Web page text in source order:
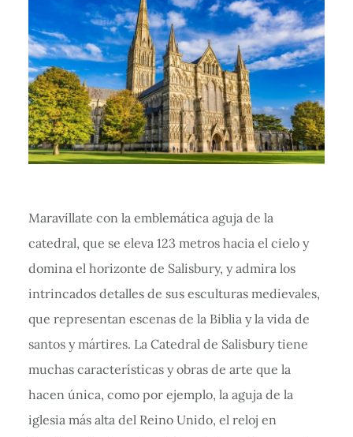
Maravíllate con la emblemática aguja de la
catedral, que se eleva 123 metros hacia el cielo y
domina el horizonte de Salisbury, y admira los
intrincados detalles de sus esculturas medievales,
que representan escenas de la Biblia y la vida de
santos y mártires. La Catedral de Salisbury tiene
muchas características y obras de arte que la
hacen única, como por ejemplo, la aguja de la
iglesia más alta del Reino Unido, el reloj en